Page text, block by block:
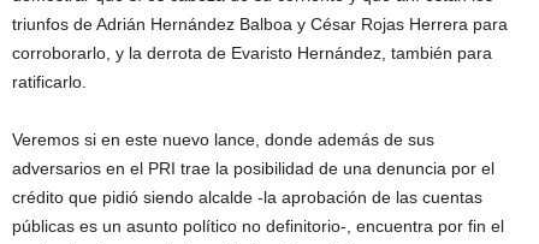
triunfos de Adrián Hernández Balboa y César Rojas Herrera para
corroborarlo, y la derrota de Evaristo Hernández, también para
ratificarlo.
Veremos si en este nuevo lance, donde además de sus
adversarios en el PRI trae la posibilidad de una denuncia por el
crédito que pidió siendo alcalde -la aprobación de las cuentas
públicas es un asunto político no definitorio-, encuentra por fin el